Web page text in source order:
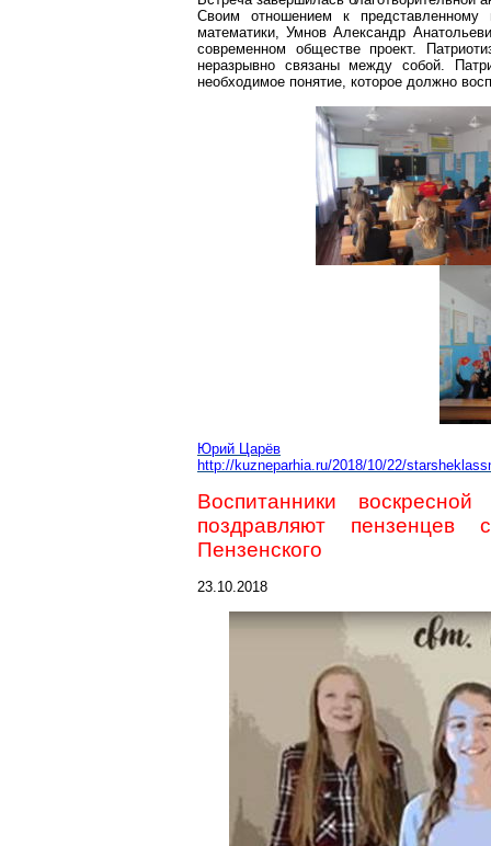
Своим отношением к
математики, Умнов Александр
современном обществе проект.
неразрывно связаны между собой.
необходимое понятие, которое должно
Юрий Царёв
http://kuzneparhia.ru/2018/10/22/
Воспитанники
поздравляют пензенцевс
Пензенского
23.10.2018